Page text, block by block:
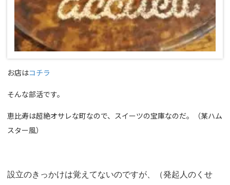
お店はコチラ
そんな部活です。
恵比寿は超絶オサレな町なので、スイーツの宝庫なのだ。（某ハム
スター風）
設立のきっかけは覚えてないのですが、（発起人のくせ